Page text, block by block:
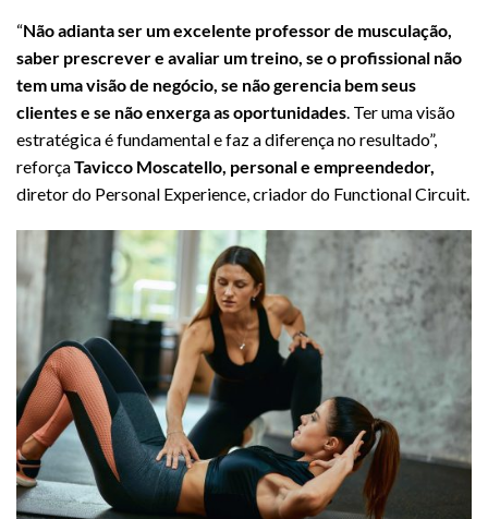
“Não adianta ser um excelente professor de musculação,
saber prescrever e avaliar um treino, se o profissional não
tem uma visão de negócio, se não gerencia bem seus
clientes e se não enxerga as oportunidades. Ter uma visão
estratégica é fundamental e faz a diferença no resultado”,
reforçaTavicco Moscatello, personal e empreendedor,
diretor do Personal Experience, criador do Functional Circuit.